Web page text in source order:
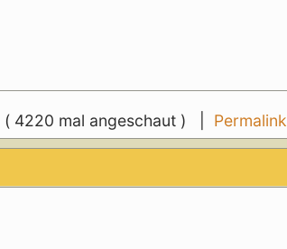
( 4220 mal angeschaut ) | Permalink